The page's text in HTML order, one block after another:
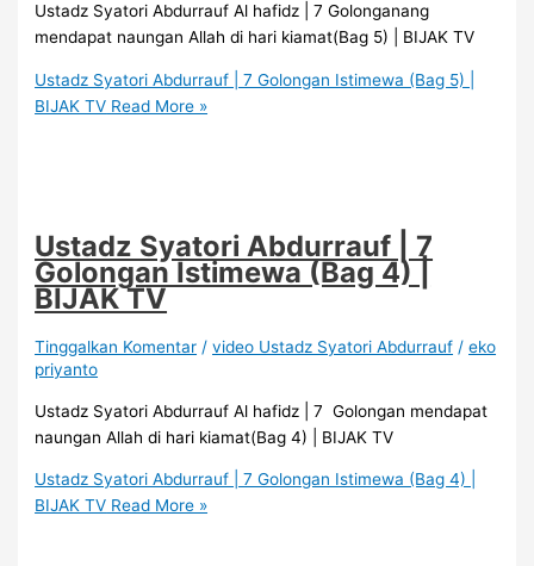
Ustadz Syatori Abdurrauf Al hafidz | 7 Golonganang
mendapat naungan Allah di hari kiamat(Bag 5) | BIJAK TV
Ustadz Syatori Abdurrauf | 7 Golongan Istimewa (Bag 5) |
BIJAK TV Read More »
Ustadz Syatori Abdurrauf | 7
Golongan Istimewa (Bag 4) |
BIJAK TV
Tinggalkan Komentar /video Ustadz Syatori Abdurrauf /eko
priyanto
Ustadz Syatori Abdurrauf Al hafidz | 7 Golongan mendapat
naungan Allah di hari kiamat(Bag 4) | BIJAK TV
Ustadz Syatori Abdurrauf | 7 Golongan Istimewa (Bag 4) |
BIJAK TV Read More »